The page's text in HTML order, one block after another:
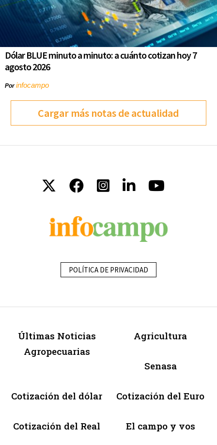
Dólar BLUE minuto a minuto: a cuánto cotizan hoy 7
agosto 2026
Porinfocampo
Cargar más notas de actualidad
POLÍTICA DE PRIVACIDAD
Últimas Noticias
Agropecuarias
Agricultura
Senasa
Cotización del dólar Cotización del Euro
Cotización del Real El campo y vos